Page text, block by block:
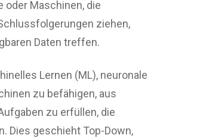
Maschinen, die
ziehen,
Daten treffen.
Lernen (ML), neuronale
zu befähigen, aus
zu erfüllen, die
Dies geschieht Top-Down,